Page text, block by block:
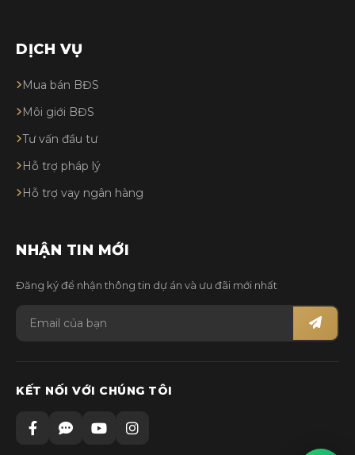
DỊCH VỤ
Mua bán BĐS
Môi giới BĐS
Tư vấn đầu tư
Hỗ trợ pháp lý
Hỗ trợ vay ngân hàng
NHẬN TIN MỚI
Đăng ký để nhận thông tin dự án và ưu đãi mới nhất
KẾT NỐI VỚI CHÚNG TÔI